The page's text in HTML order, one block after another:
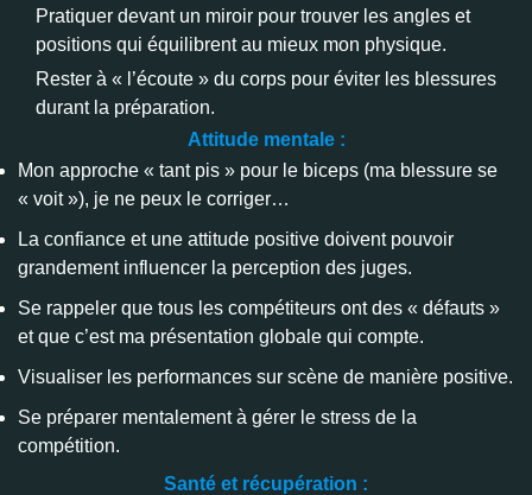
Pratiquer devant un miroir pour trouver les angles et
positions qui équilibrent au mieux mon physique.
Rester à « l’écoute » du corps pour éviter les blessures
durant la préparation.
Attitude mentale :
Mon approche « tant pis » pour le biceps (ma blessure se
« voit »), je ne peux le corriger…
La confiance et une attitude positive doivent pouvoir
grandement influencer la perception des juges.
Se rappeler que tous les compétiteurs ont des « défauts »
et que c’est ma présentation globale qui compte.
Visualiser les performances sur scène de manière positive.
Se préparer mentalement à gérer le stress de la
compétition.
Santé et récupération :